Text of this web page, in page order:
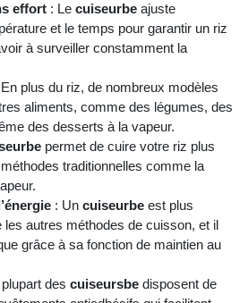
effort : Le cuiseurbe ajuste
et le temps pour garantir un riz
à surveiller constamment la
plus du riz, de nombreux modèles
aliments, comme des légumes, des
des desserts à la vapeur.
permet de cuire votre riz plus
traditionnelles comme la
: Un cuiseurbe est plus
les autres méthodes de cuisson, et il
grâce à sa fonction de maintien au
des cuiseursbe disposent de